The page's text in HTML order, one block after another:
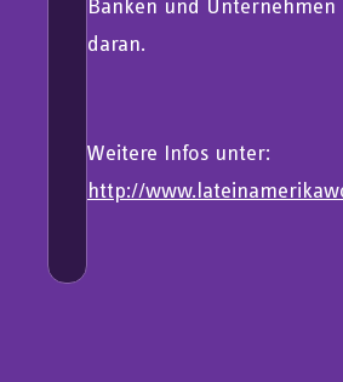
daran.
Weitere Infos unter:
http://